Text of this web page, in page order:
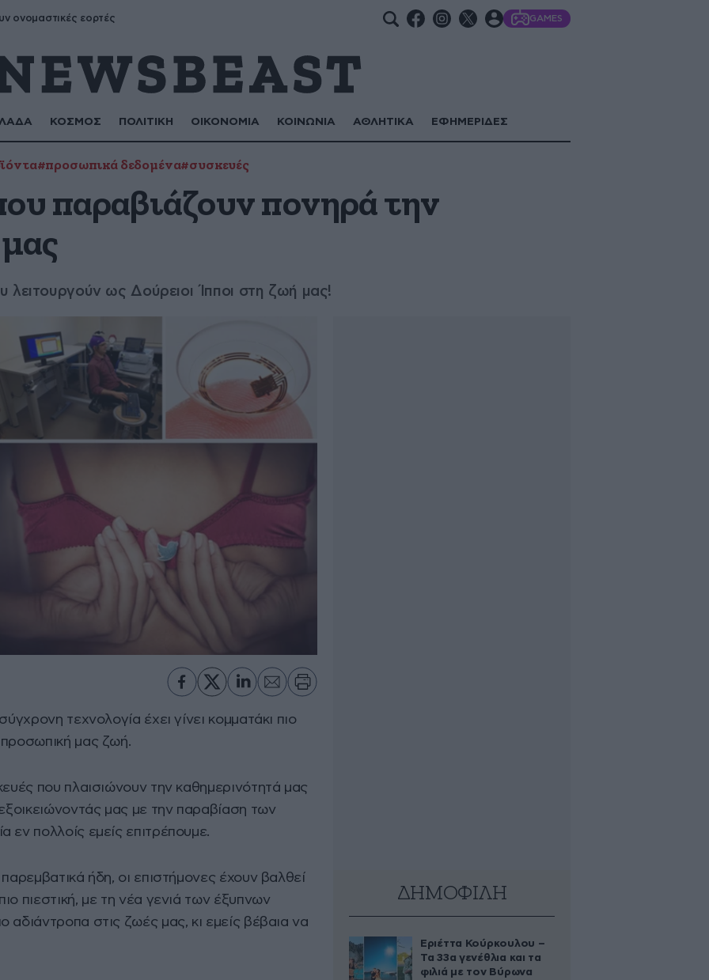
ονομαστικές εορτές GAMES
ΚΟΣΜΟΣ ΠΟΛΙΤΙΚΗ ΟΙΚΟΝΟΜΙΑ ΚΟΙΝΩΝΙΑ ΑΘΛΗΤΙΚΑ ΕΦΗΜΕΡΙΔΕΣ
#προσωπικά δεδομένα#συσκευές
παραβιάζουν πονηρά την
λειτουργούν ως Δούρειοι Ίπποι στη ζωή μας!
τεχνολογία έχει γίνει κομματάκι πιο
μας ζωή.
που πλαισιώνουν την καθημερινότητά μας
μας με την παραβίαση των
πολλοίς εμείς επιτρέπουμε.
ήδη, οι επιστήμονες έχουν βαλθεί
πιεστική, με τη νέα γενιά των έξυπνων
στις ζωές μας, κι εμείς βέβαια να
ΔΗΜΟΦΙΛΗ
Εριέττα Κούρκουλου –
Τα 33α γενέθλια και τα
φιλιά με τον Βύρωνα